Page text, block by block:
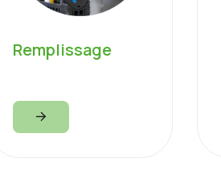
Remplissage